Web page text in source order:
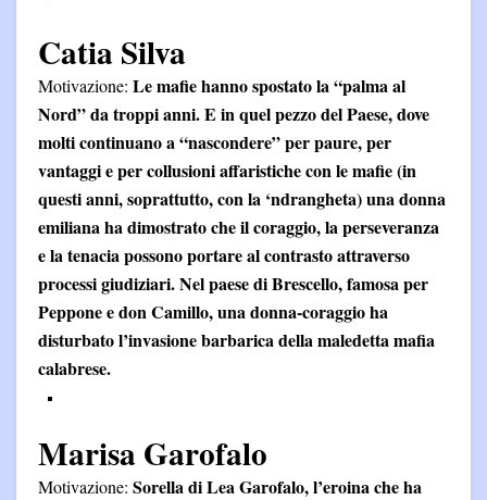
Catia Silva
Motivazione: Le mafie hanno spostato la “palma al
Nord” da troppi anni. E in quel pezzo del Paese, dove
molti continuano a “nascondere” per paure, per
vantaggi e per collusioni affaristiche con le mafie (in
questi anni, soprattutto, con la ‘ndrangheta) una donna
emiliana ha dimostrato che il coraggio, la perseveranza
e la tenacia possono portare al contrasto attraverso
processi giudiziari. Nel paese di Brescello, famosa per
Peppone e don Camillo, una donna-coraggio ha
disturbato l’invasione barbarica della maledetta mafia
calabrese.
Marisa Garofalo
Motivazione: Sorella di Lea Garofalo, l’eroina che ha